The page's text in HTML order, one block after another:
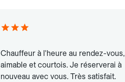
Chauffeur à l'heure au rendez-vous,
aimable et courtois. Je réserverai à
nouveau avec vous. Très satisfait.